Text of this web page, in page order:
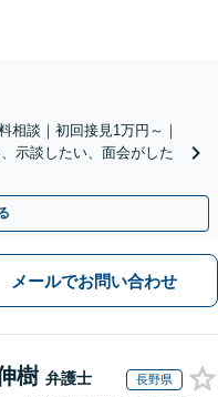
相談｜初回接見1万円～｜
示談したい、面会がした
メールでお問い合わせ
樹 弁護士 長野県